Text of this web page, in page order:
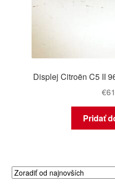
Displej Citroën C5 II
€
Pridať